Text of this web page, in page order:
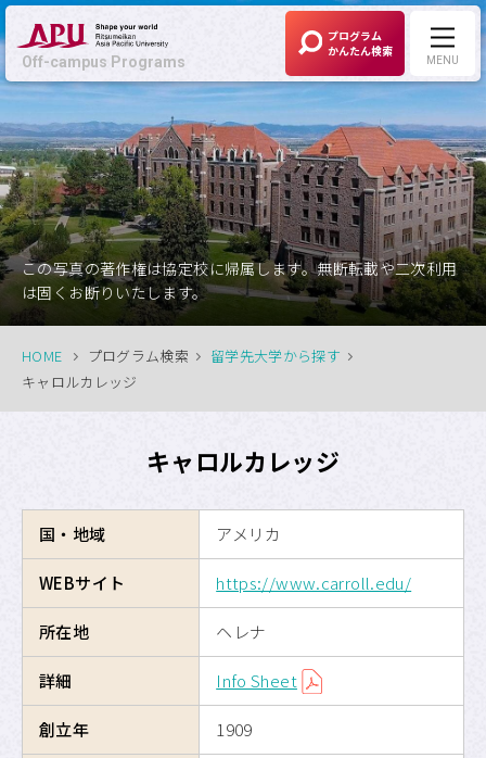
Off-campus Programs
プログラム
かんたん検索
この写真の著作権は協定校に帰属します。無断転載や二次利用
は固くお断りいたします。
HOME プログラム検索
留学先大学から探す
キャロルカレッジ
キャロルカレッジ
国・地域 アメリカ
WEBサイト https://www.carroll.edu/
所在地 ヘレナ
詳細 Info Sheet
創立年 1909
MENU
Off-campus Programs
LANGUAGE: English
募集中プログラム
大学検索
海外交換留学
危機管理
留学のための奨学金制度
APUへの留学
サイトマップ